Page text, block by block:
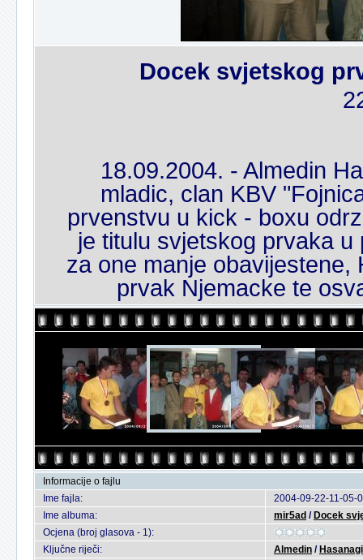
Docek svjetskog
18.09.2004. - Almedin
mladic, clan KBV
prvenstvu u kick - boxu
je titulu svjetskog prvaka
za one manje
prvak Njemacke te
Informacije o fajlu
Ime fajla:
2004-09-22-11-05-
Ime albuma:
mir5ad / Docek
Ocjena (broj glasova - 1):
Ključne riječi:
Almedin /